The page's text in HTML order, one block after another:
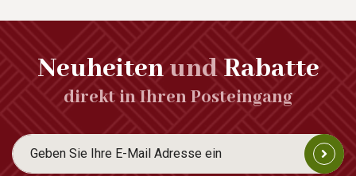
NeuheitenundRabatte
direkt in Ihren Posteingang